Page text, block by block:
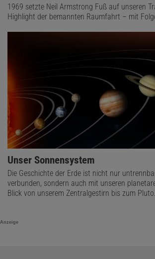
1969 setzte Neil Armstrong Fuß auf unseren
Highlight der bemannten Raumfahrt – mit
Unser Sonnensystem
Die Geschichte der Erde ist nicht nur
verbunden, sondern auch mit unseren
Blick von unserem Zentralgestirn bis zum Pluto.
Anzeige